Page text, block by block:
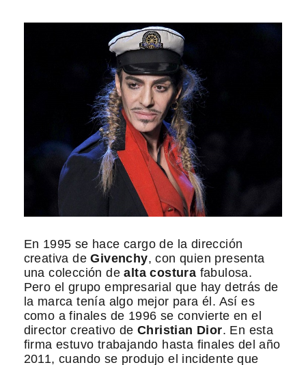
En 1995 se hace cargo de la dirección
creativa deGivenchy, con quien presenta
una colección dealta costura fabulosa.
Pero el grupo empresarial que hay detrás de
la marca tenía algo mejor para él. Así es
como a finales de 1996 se convierte en el
director creativo de Christian Dior. En esta
firma estuvo trabajando hasta finales del año
2011, cuando se produjo el incidente que